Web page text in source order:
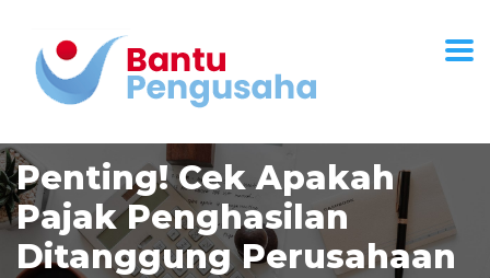
Penting! Cek Apakah
Pajak Penghasilan
Ditanggung Perusahaan